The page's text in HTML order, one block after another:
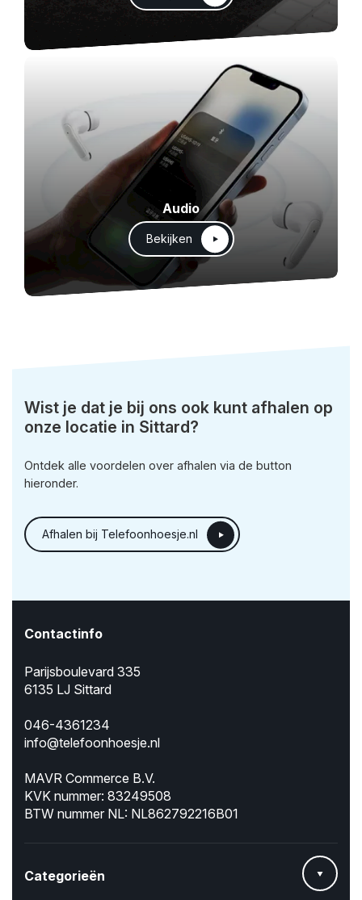
Audio
Bekijken
Wist je dat je bij ons ook kunt afhalen op
onze locatie in Sittard?
Ontdek alle voordelen over afhalen via de button
hieronder.
Afhalen bij Telefoonhoesje.nl
Contactinfo
Parijsboulevard 335
6135 LJ Sittard
046-4361234
info@telefoonhoesje.nl
MAVR Commerce B.V.
KVK nummer: 83249508
BTW nummer NL: NL862792216B01
Categorieën